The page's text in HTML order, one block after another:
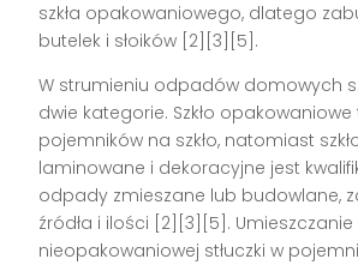
szkła opakowaniowego, dlatego
butelek i słoików [2][3][5].
W strumieniu odpadów domowych
dwie kategorie. Szkło
pojemników na szkło, natomiast
laminowane i dekoracyjne jest
odpady zmieszane lub budowlane,
źródła i ilości [2][3][5]. Umieszczanie
nieopakowaniowej stłuczki w